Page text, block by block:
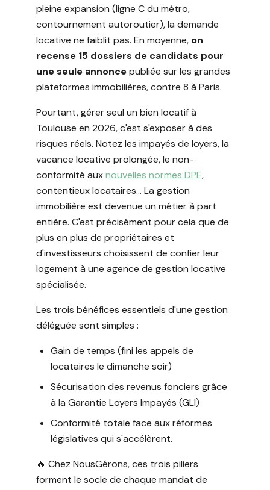
pleine expansion (ligne C du métro,
contournement autoroutier), la demande
locative ne faiblit pas. En moyenne, on
recense 15 dossiers de candidats pour
une seule annoncepubliée sur les grandes
plateformes immobilières, contre 8 à Paris.
Pourtant, gérer seul un bien locatif à
Toulouse en 2026, c'est s'exposer à des
risques réels. Notez les impayés de loyers, la
vacance locative prolongée, le non-
conformité auxnouvelles normes DPE,
contentieux locataires… La gestion
immobilière est devenue un métier à part
entière. C'est précisément pour cela que de
plus en plus de propriétaires et
d'investisseurs choisissent de confier leur
logement à une agence de gestion locative
spécialisée.
Les trois bénéfices essentiels d'une gestion
déléguée sont simples :
Gain de temps (fini les appels de
locataires le dimanche soir)
Sécurisation des revenus fonciers grâce
à la Garantie Loyers Impayés (GLI)
Conformité totale face aux réformes
législatives qui s'accélèrent.
🔥 Chez NousGérons, ces trois piliers
forment le socle de chaque mandat de